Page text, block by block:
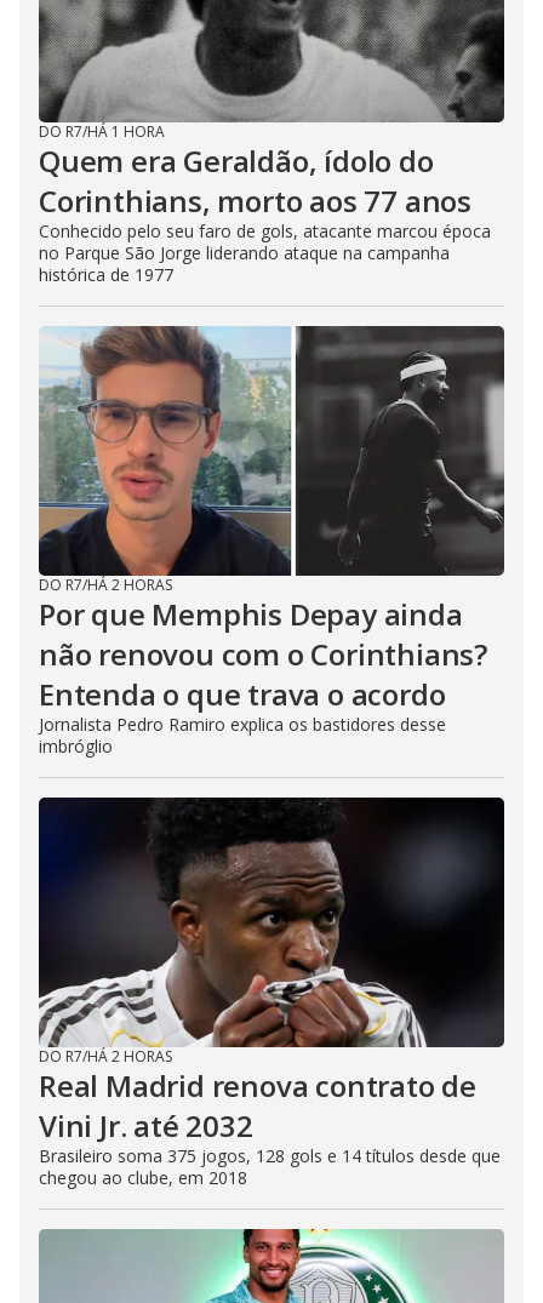
DO R7/HÁ 1 HORA
Quem era Geraldão, ídolo do
Corinthians, morto aos 77 anos
Conhecido pelo seu faro de gols, atacante marcou época
no Parque São Jorge liderando ataque na campanha
histórica de 1977
DO R7/HÁ 2 HORAS
Por que Memphis Depay ainda
não renovou com o Corinthians?
Entenda o que trava o acordo
Jornalista Pedro Ramiro explica os bastidores desse
imbróglio
DO R7/HÁ 2 HORAS
Real Madrid renova contrato de
Vini Jr. até 2032
Brasileiro soma 375 jogos, 128 gols e 14 títulos desde que
chegou ao clube, em 2018